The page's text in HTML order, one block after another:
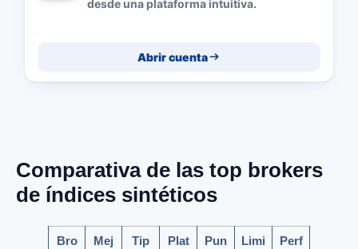
desde una plataforma intuitiva.
Abrir cuenta
Comparativa de las top brokers
de índices sintéticos
Bro
Mej
Tip
Plat
Pun
Limi
Perf